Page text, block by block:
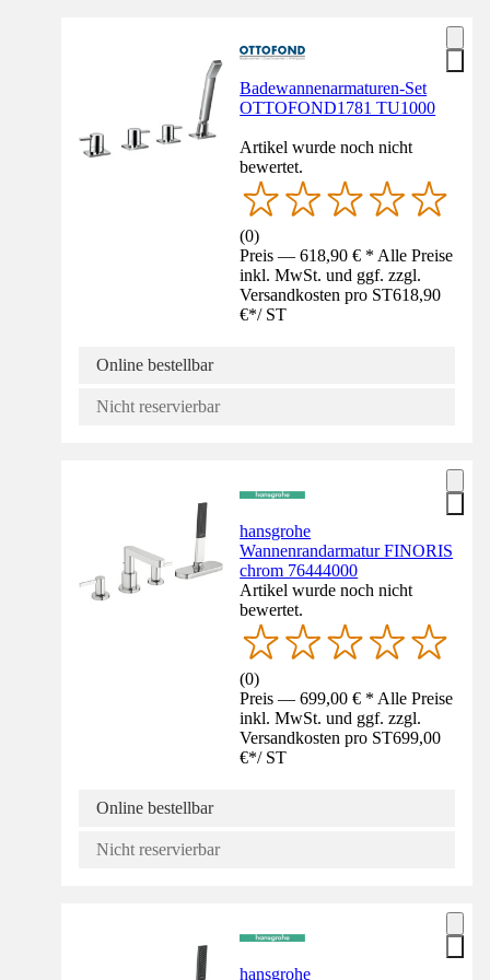
Badewannenarmaturen-Set
OTTOFOND1781 TU1000
Artikel wurde noch nicht
bewertet.
(0)
Preis — 618,90 € * Alle Preise
inkl. MwSt. und ggf. zzgl.
Versandkosten pro ST618,90
€*/ ST
Online bestellbar
Nicht reservierbar
hansgrohe
Wannenrandarmatur FINORIS
chrom 76444000
Artikel wurde noch nicht
bewertet.
(0)
Preis — 699,00 € * Alle Preise
inkl. MwSt. und ggf. zzgl.
Versandkosten pro ST699,00
€*/ ST
Online bestellbar
Nicht reservierbar
hansgrohe